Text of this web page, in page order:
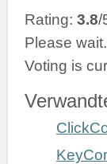
Rating: 3.8/
Please
Voting is